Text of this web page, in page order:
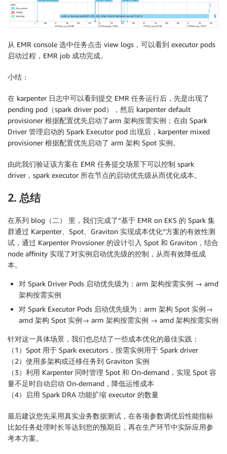
从 EMR console 选中任务点击 view logs，可以看到 executor pods
启动过程，EMR job 成功完成。
小结：
在 karpenter 日志中可以看到提交 EMR 任务运行后，先是出现了
pending pod（spark driver pod），然后 karpenter default
provisioner 根据配置优先启动了arm 架构按需实例；在由 Spark
Driver 管理启动的 Spark Executor pod 出现后，karpenter mixed
provisioner 根据配置优先启动了 arm 架构 Spot 实例。
由此我们验证该方案在 EMR 任务提交场景下可以控制 spark
driver，spark executor 所在节点的启动优先级从而优化成本。
2. 总结
在系列 blog（二） 里，我们完成了“基于 EMR on EKS 的 Spark 集
群通过 Karpenter、Spot、Graviton 实现成本优化”方案的有效性测
试，通过 Karpenter Provsioner 的设计引入 Spot 和 Graviton，结合
node affinity 实现了对实例启动优先级的控制，从而有效降低成
本。
对 Spark Driver Pods 启动优先级为：arm 架构按需实例 → amd
架构按需实例
对 Spark Executor Pods 启动优先级为：arm 架构 Spot 实例→
amd 架构 Spot 实例→ arm 架构按需实例 → amd 架构按需实例
针对这一具体场景，我们也总结了一些成本优化的最佳实践：
（1）Spot 用于 Spark executors，按需实例用于 Spark driver
（2）使用多架构或迁移任务到 Graviton 实例
（3）利用 Karpenter 同时管理 Spot 和 On-demand，实现 Spot 容
量不足时自动启动 On-demand，降低运维成本
（4）启用 Spark DRA 功能扩缩 executor 的数量
最后建议您先采用真实业务数据测试，在各项参数调优后性能指标
比如任务处理时长等达到您的预期后，再在生产环节中实际应用参
考本方案。